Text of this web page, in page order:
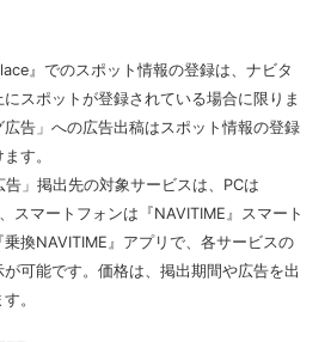
』でのスポット情報の登録は、ナビタ
スポットが登録されている場合に限りま
告」への広告出稿はスポット情報の登録
す。
」掲出先の対象サービスは、PCは
スマートフォンは『NAVITIME』スマート
換NAVITIME』アプリで、各サービスの
可能です。価格は、掲出期間や広告を出
。